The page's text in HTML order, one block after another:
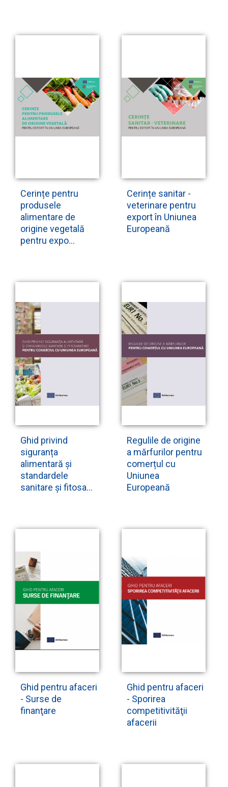
Cerințe pentru
produsele
alimentare de
origine vegetală
pentru expo...
Cerințe sanitar -
veterinare pentru
export în Uniunea
Europeană
Ghid privind
siguranța
alimentară și
standardele
sanitare și fitosa...
Regulile de origine
a mărfurilor pentru
comerțul cu
Uniunea
Europeană
Ghid pentru afaceri
- Surse de
finanţare
Ghid pentru afaceri
- Sporirea
competitivităţii
afacerii